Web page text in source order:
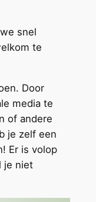
snel
te
Door
media te
of andere
je zelf een
Er is volop
je niet